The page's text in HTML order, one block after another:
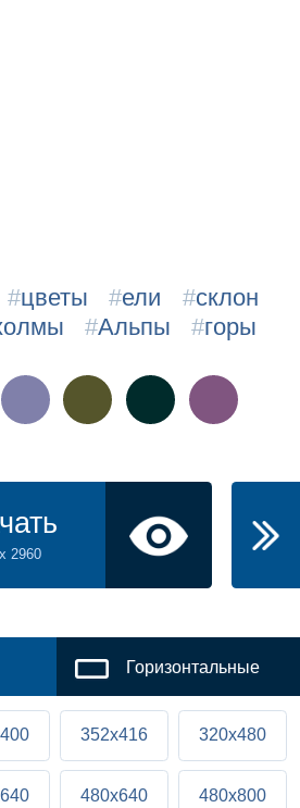
#цветы #ели #склон
#Альпы #горы
2960
Горизонтальные
352x416 320x480
480x640 480x800